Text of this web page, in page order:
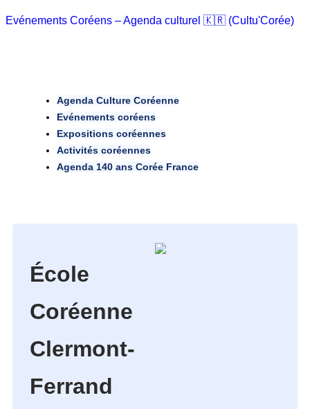
Evénements Coréens – Agenda culturel 🇰🇷 (Cultu'Corée)
Agenda Culture Coréenne
Evénements coréens
Expositions coréennes
Activités coréennes
Agenda 140 ans Corée France
École
Coréenne
Clermont-
Ferrand